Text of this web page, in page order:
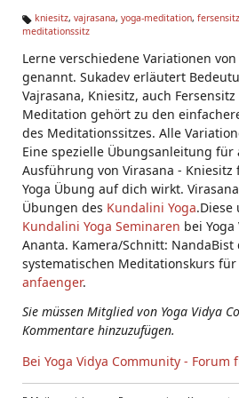
Ta
s:
kniesitz, vajrasana, yoga-meditation, fersensitz
meditationssitz
Lerne verschiedene Variationen
genannt. Sukadev erläutert
Vajrasana, Kniesitz, auch
Meditation gehört zu den
des Meditationssitzes. Alle
Eine spezielle Übungsanleitung
Ausführung von Virasana -
Yoga Übung auf dich wirkt.
Übungen des Kundalini Yoga
Kundalini Yoga Seminaren bei
Ananta. Kamera/Schnitt:
systematischen Meditationskurs
anfaenger.
Sie müssen Mitglied von Yoga Vidya
Kommentare hinzuzufügen.
Bei Yoga Vidya Community -